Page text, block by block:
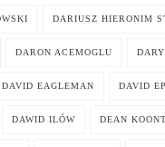
DARIUSZ HIERONIM
DARON ACEMOGLU
DAVID EAGLEMAN DAVID
DAWID ILÓW DEAN